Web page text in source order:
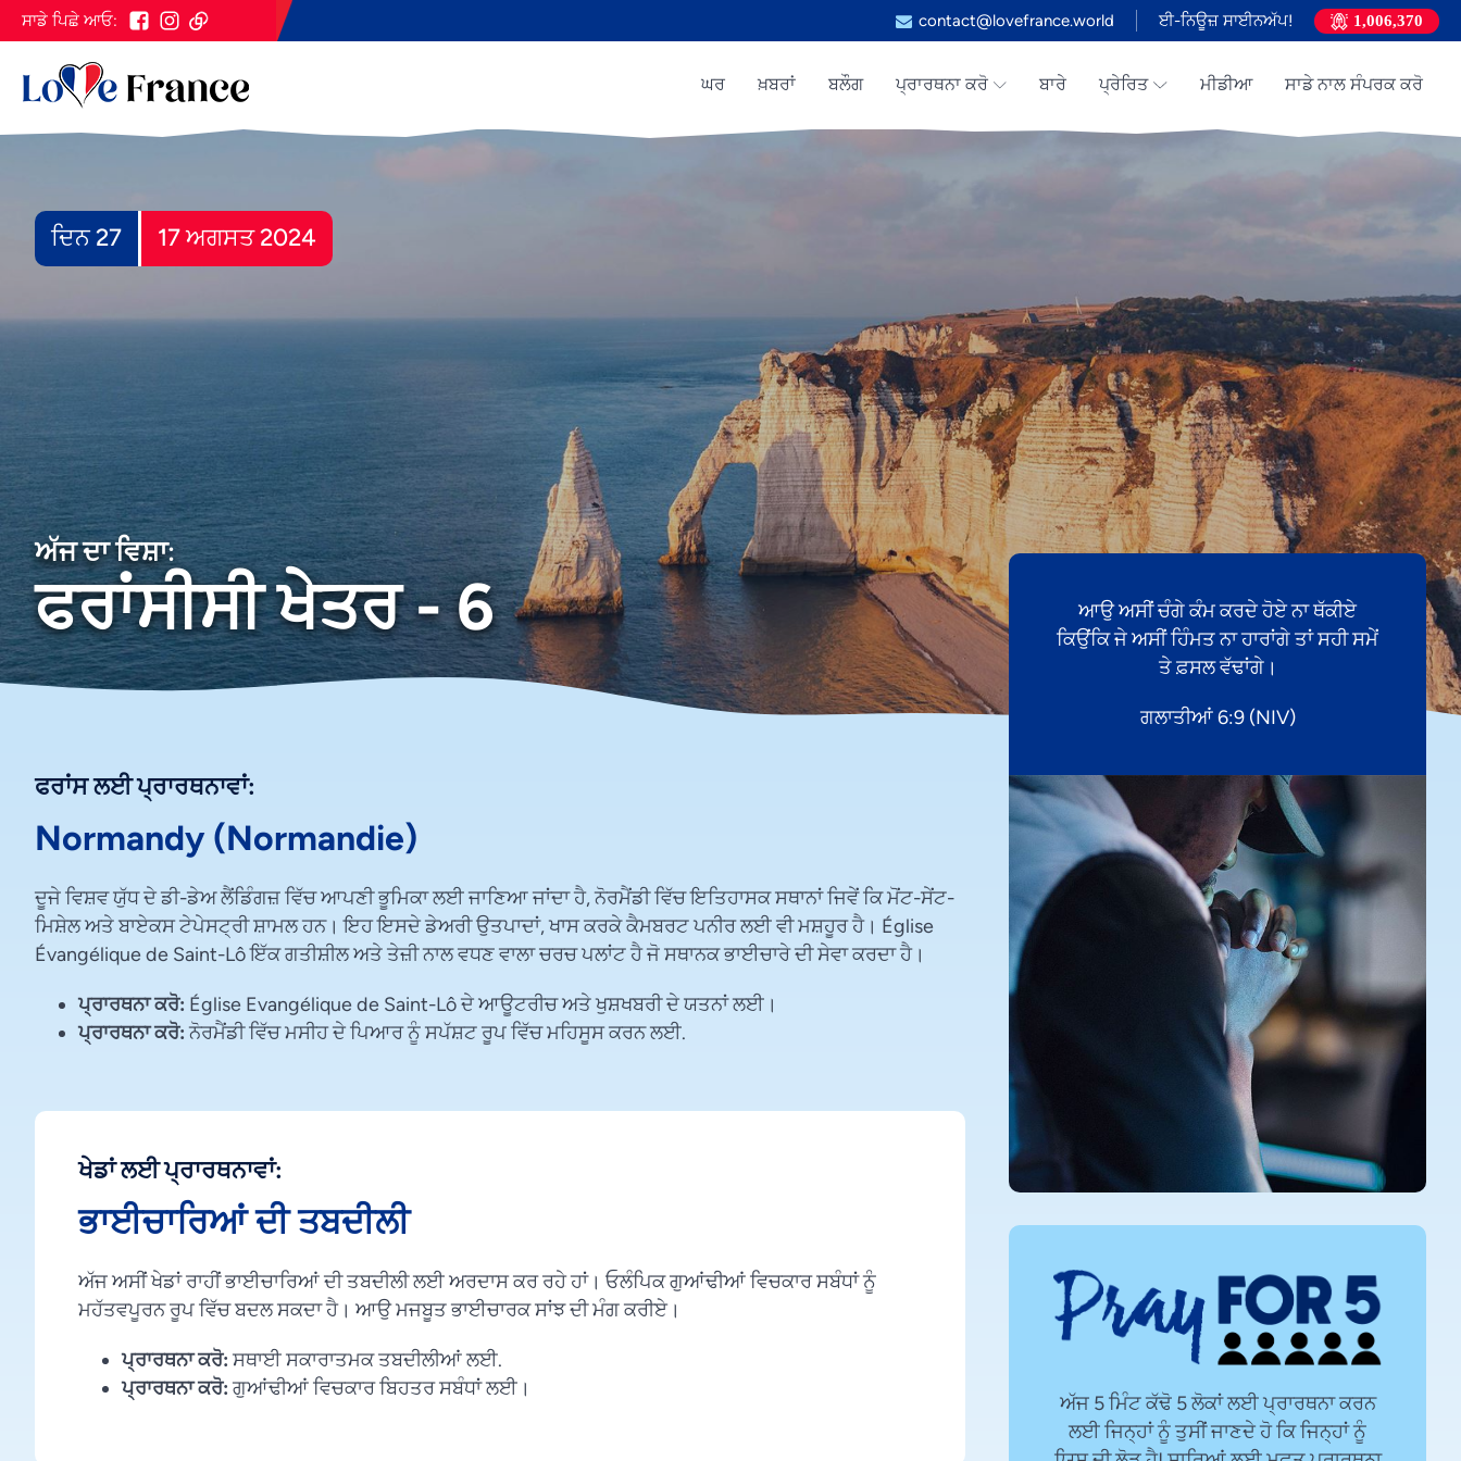
ਸਾਡੇ ਪਿਛੇ ਆਓ: contact@lovefrance.world ਈ-ਨਿਊਜ਼ ਸਾਈਨਅੱਪ! 1,006,370
ਘਰ ਖ਼ਬਰਾਂ ਬਲੌਗ ਪ੍ਰਾਰਥਨਾ ਕਰੋ ਬਾਰੇ ਪ੍ਰੇਰਿਤ ਮੀਡੀਆ ਸਾਡੇ ਨਾਲ ਸੰਪਰਕ ਕਰੋ
ਦਿਨ 27 17 ਅਗਸਤ 2024
ਅੱਜ ਦਾ ਵਿਸ਼ਾ:
ਫਰਾਂਸੀਸੀ ਖੇਤਰ - 6
ਫਰਾਂਸ ਲਈ ਪ੍ਰਾਰਥਨਾਵਾਂ:
Normandy (Normandie)
ਦੂਜੇ ਵਿਸ਼ਵ ਯੁੱਧ ਦੇ ਡੀ-ਡੇਅ ਲੈਂਡਿੰਗਜ਼ ਵਿੱਚ ਆਪਣੀ ਭੂਮਿਕਾ ਲਈ ਜਾਣਿਆ ਜਾਂਦਾ ਹੈ, ਨੋਰਮੈਂਡੀ ਵਿੱਚ ਇਤਿਹਾਸਕ ਸਥਾਨਾਂ ਜਿਵੇਂ ਕਿ ਮੋਂਟ-ਸੇਂਟ-
ਮਿਸ਼ੇਲ ਅਤੇ ਬਾਏਕਸ ਟੇਪੇਸਟ੍ਰੀ ਸ਼ਾਮਲ ਹਨ। ਇਹ ਇਸਦੇ ਡੇਅਰੀ ਉਤਪਾਦਾਂ, ਖਾਸ ਕਰਕੇ ਕੈਮਬਰਟ ਪਨੀਰ ਲਈ ਵੀ ਮਸ਼ਹੂਰ ਹੈ। Église
Évangélique de Saint-Lô ਇੱਕ ਗਤੀਸ਼ੀਲ ਅਤੇ ਤੇਜ਼ੀ ਨਾਲ ਵਧਣ ਵਾਲਾ ਚਰਚ ਪਲਾਂਟ ਹੈ ਜੋ ਸਥਾਨਕ ਭਾਈਚਾਰੇ ਦੀ ਸੇਵਾ ਕਰਦਾ ਹੈ।
ਪ੍ਰਾਰਥਨਾ ਕਰੋ: Église Evangélique de Saint-Lô ਦੇ ਆਊਟਰੀਚ ਅਤੇ ਖੁਸ਼ਖਬਰੀ ਦੇ ਯਤਨਾਂ ਲਈ।
ਪ੍ਰਾਰਥਨਾ ਕਰੋ:ਨੋਰਮੈਂਡੀ ਵਿੱਚ ਮਸੀਹ ਦੇ ਪਿਆਰ ਨੂੰ ਸਪੱਸ਼ਟ ਰੂਪ ਵਿੱਚ ਮਹਿਸੂਸ ਕਰਨ ਲਈ.
ਖੇਡਾਂ ਲਈ ਪ੍ਰਾਰਥਨਾਵਾਂ:
ਭਾਈਚਾਰਿਆਂ ਦੀ ਤਬਦੀਲੀ
ਅੱਜ ਅਸੀਂ ਖੇਡਾਂ ਰਾਹੀਂ ਭਾਈਚਾਰਿਆਂ ਦੀ ਤਬਦੀਲੀ ਲਈ ਅਰਦਾਸ ਕਰ ਰਹੇ ਹਾਂ। ਓਲੰਪਿਕ ਗੁਆਂਢੀਆਂ ਵਿਚਕਾਰ ਸਬੰਧਾਂ ਨੂੰ
ਮਹੱਤਵਪੂਰਨ ਰੂਪ ਵਿੱਚ ਬਦਲ ਸਕਦਾ ਹੈ। ਆਉ ਮਜਬੂਤ ਭਾਈਚਾਰਕ ਸਾਂਝ ਦੀ ਮੰਗ ਕਰੀਏ।
ਪ੍ਰਾਰਥਨਾ ਕਰੋ: ਸਥਾਈ ਸਕਾਰਾਤਮਕ ਤਬਦੀਲੀਆਂ ਲਈ.
ਪ੍ਰਾਰਥਨਾ ਕਰੋ: ਗੁਆਂਢੀਆਂ ਵਿਚਕਾਰ ਬਿਹਤਰ ਸਬੰਧਾਂ ਲਈ।
ਆਉ ਅਸੀਂ ਚੰਗੇ ਕੰਮ ਕਰਦੇ ਹੋਏ ਨਾ ਥੱਕੀਏ
ਕਿਉਂਕਿ ਜੇ ਅਸੀਂ ਹਿੰਮਤ ਨਾ ਹਾਰਾਂਗੇ ਤਾਂ ਸਹੀ ਸਮੇਂ
ਤੇ ਫ਼ਸਲ ਵੱਢਾਂਗੇ।
ਗਲਾਤੀਆਂ 6:9 (NIV)
ਅੱਜ 5 ਮਿੰਟ ਕੱਢੋ 5 ਲੋਕਾਂ ਲਈ ਪ੍ਰਾਰਥਨਾ ਕਰਨ
ਲਈ ਜਿਨ੍ਹਾਂ ਨੂੰ ਤੁਸੀਂ ਜਾਣਦੇ ਹੋ ਕਿ ਜਿਨ੍ਹਾਂ ਨੂੰ